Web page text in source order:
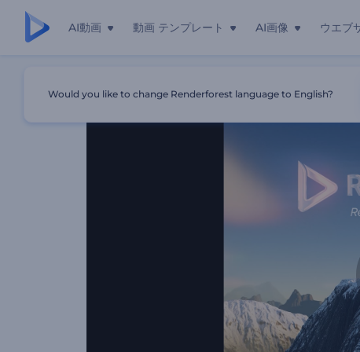
AI動画 動画 テンプレート AI画像 ウエブ
Would you like to change Renderforest language to English?